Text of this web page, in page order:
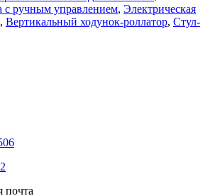
с ручным управлением, Электрическая
, Вертикальный ходунок-роллатор, Стул-